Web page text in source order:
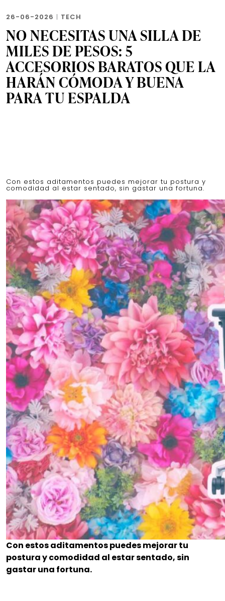
26-06-2026 | TECH
NO NECESITAS UNA SILLA DE
MILES DE PESOS: 5
ACCESORIOS BARATOS QUE LA
HARÁN CÓMODA Y BUENA
PARA TU ESPALDA
Con estos aditamentos puedes mejorar tu postura y
comodidad al estar sentado, sin gastar una fortuna.
Con estos aditamentos puedes mejorar tu
postura y comodidad al estar sentado, sin
gastar una fortuna.